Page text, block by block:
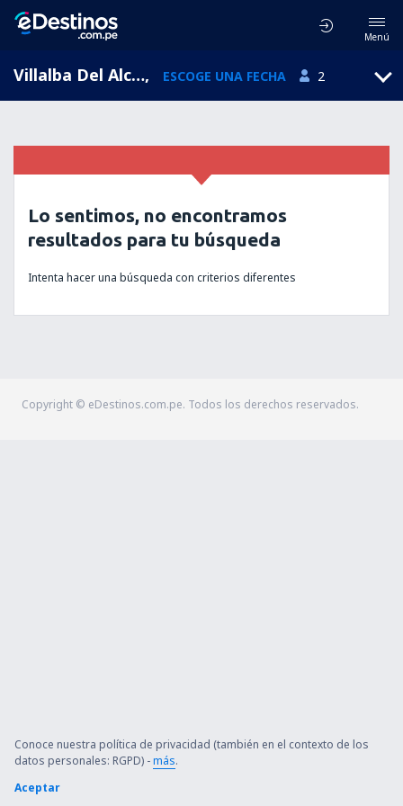
Menú
Villalba Del Alcor, Andalucía, España, ESCOGE UNA FECHA 2
Lo sentimos, no encontramos
resultados para tu búsqueda
Intenta hacer una búsqueda con criterios diferentes
Copyright © eDestinos.com.pe. Todos los derechos reservados.
Conoce nuestra política de privacidad (también en el contexto de los
datos personales: RGPD) -más.
Aceptar